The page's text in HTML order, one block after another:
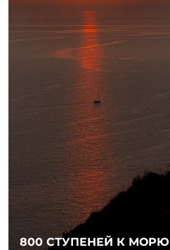
800 СТУПЕНЕЙ К МОРЮ